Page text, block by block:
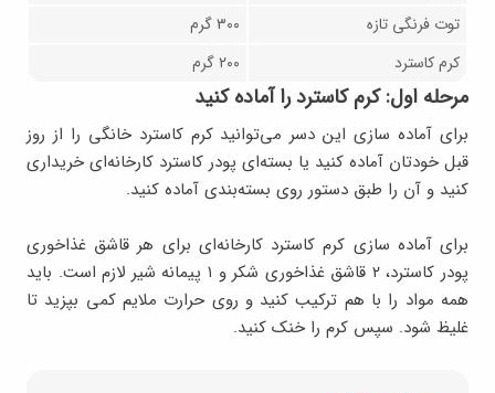
توت فرنگی تازه
۳۰۰ گرم
کرم کاسترد
۲۰۰ گرم
مرحله اول: کرم کاسترد را آماده کنید
برای آماده سازی این دسر می‌توانید کرم کاسترد خانگی را از روز
قبل خودتان آماده کنید یا بسته‌ای پودر کاسترد کارخانه‌ای خریداری
کنید و آن را طبق دستور روی بسته‌بندی آماده کنید.
برای آماده سازی کرم کاسترد کارخانه‌ای برای هر قاشق غذاخوری
پودر کاسترد، ۲ قاشق غذاخوری شکر و ۱ پیمانه شیر لازم است. باید
همه مواد را با هم ترکیب کنید و روی حرارت ملایم کمی بپزید تا
غلیظ شود. سپس کرم را خنک کنید.